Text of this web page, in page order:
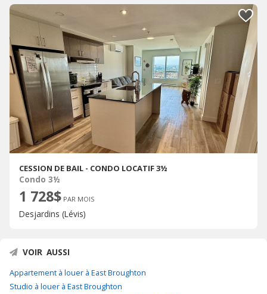
CESSION DE BAIL - CONDO LOCATIF 3½
Condo 3½
1 728$ PAR MOIS
Desjardins (Lévis)
VOIR AUSSI
Appartement à louer à East Broughton
Studio à louer à East Broughton